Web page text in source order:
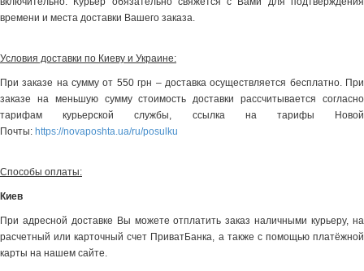
времени и места доставки Вашего заказа.
Условия доставки по Киеву и Украине:
При заказе на сумму от 550 грн – доставка осуществляется бесплатно. При
заказе на меньшую сумму стоимость доставки рассчитывается согласно
тарифам курьерской службы, ссылка на тарифы Новой
Почты: https://novaposhta.ua/ru/posulku
Способы оплаты:
Киев
При адресной доставке Вы можете отплатить заказ наличными курьеру, на
расчетный или карточный счет ПриватБанка, а также с помощью платёжной
карты на нашем сайте.